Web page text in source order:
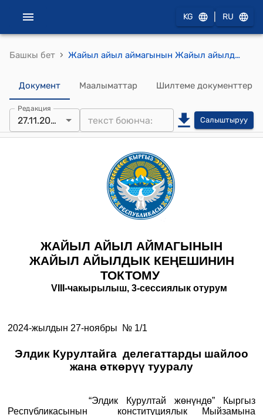
KG RU
Башкы бет › Жайыл айыл аймагынын Жайыл айылдык кеңешинин 2024-жылдын 27-ноябры № 1/1 "Элдик Курултайга делегаттарды шайлоо жана өткөрүү тууралу" токтому
Документ Маалыматтар Шилтеме документтер
Редакция
27.11.2024 Салыштыруу